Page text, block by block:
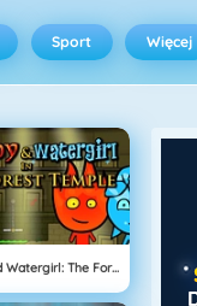
Sport Więcej
Fireboy And Watergirl: The Forrest Temple